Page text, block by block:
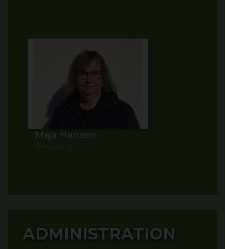
Maja Hansen
Rengøring
ADMINISTRATION